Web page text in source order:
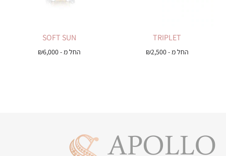
TRIPLET
החל מ - ₪2,500
SOFT SUN
החל מ - ₪6,000